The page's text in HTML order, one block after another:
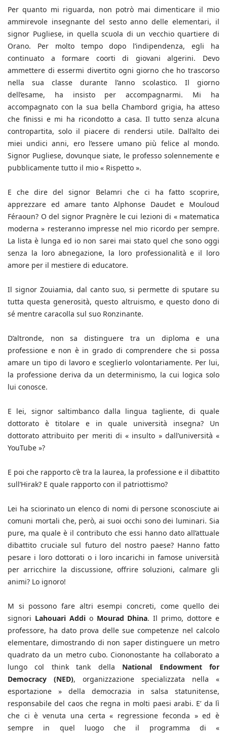
Per quanto mi riguarda, non potrò mai dimenticare il mio
ammirevole insegnante del sesto anno delle elementari, il
signor Pugliese, in quella scuola di un vecchio quartiere di
Orano. Per molto tempo dopo l’indipendenza, egli ha
continuato a formare coorti di giovani algerini. Devo
ammettere di essermi divertito ogni giorno che ho trascorso
nella sua classe durante l’anno scolastico. Il giorno
dell’esame, ha insisto per accompagnarmi. Mi ha
accompagnato con la sua bella Chambord grigia, ha atteso
che finissi e mi ha ricondotto a casa. Il tutto senza alcuna
contropartita, solo il piacere di rendersi utile. Dall’alto dei
miei undici anni, ero l’essere umano più felice al mondo.
Signor Pugliese, dovunque siate, le professo solennemente e
pubblicamente tutto il mio « Rispetto ».
E che dire del signor Belamri che ci ha fatto scoprire,
apprezzare ed amare tanto Alphonse Daudet e Mouloud
Féraoun? O del signor Pragnère le cui lezioni di « matematica
moderna » resteranno impresse nel mio ricordo per sempre.
La lista è lunga ed io non sarei mai stato quel che sono oggi
senza la loro abnegazione, la loro professionalità e il loro
amore per il mestiere di educatore.
Il signor Zouiamia, dal canto suo, si permette di sputare su
tutta questa generosità, questo altruismo, e questo dono di
sé mentre caracolla sul suo Ronzinante.
D’altronde, non sa distinguere tra un diploma e una
professione e non è in grado di comprendere che si possa
amare un tipo di lavoro e sceglierlo volontariamente. Per lui,
la professione deriva da un determinismo, la cui logica solo
lui conosce.
E lei, signor saltimbanco dalla lingua tagliente, di quale
dottorato è titolare e in quale università insegna? Un
dottorato attribuito per meriti di « insulto » dall’università «
YouTube »?
E poi che rapporto c’è tra la laurea, la professione e il dibattito
sull’Hirak? E quale rapporto con il patriottismo?
Lei ha sciorinato un elenco di nomi di persone sconosciute ai
comuni mortali che, però, ai suoi occhi sono dei luminari. Sia
pure, ma quale è il contributo che essi hanno dato all’attuale
dibattito cruciale sul futuro del nostro paese? Hanno fatto
pesare i loro dottorati o i loro incarichi in famose università
per arricchire la discussione, offrire soluzioni, calmare gli
animi? Lo ignoro!
M si possono fare altri esempi concreti, come quello dei
signori Lahouari Addi o Mourad Dhina. Il primo, dottore e
professore, ha dato prova delle sue competenze nel calcolo
elementare, dimostrando di non saper distinguere un metro
quadrato da un metro cubo. Ciononostante ha collaborato a
lungo col think tank della National Endowment for
Democracy (NED), organizzazione specializzata nella «
esportazione » della democrazia in salsa statunitense,
responsabile del caos che regna in molti paesi arabi. E’ da lì
che ci è venuta una certa « regressione feconda » ed è
sempre in quel luogo che il programma di «